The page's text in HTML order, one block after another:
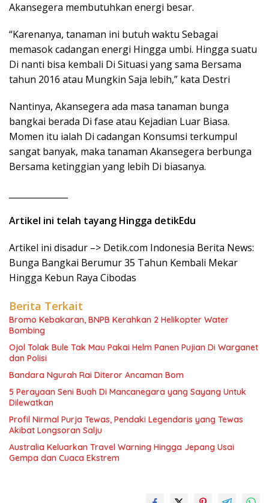
Akansegera membutuhkan energi besar.
“Karenanya, tanaman ini butuh waktu Sebagai
memasok cadangan energi Hingga umbi. Hingga suatu
Di nanti bisa kembali Di Situasi yang sama Bersama
tahun 2016 atau Mungkin Saja lebih,” kata Destri
Nantinya, Akansegera ada masa tanaman bunga
bangkai berada Di fase atau Kejadian Luar Biasa.
Momen itu ialah Di cadangan Konsumsi terkumpul
sangat banyak, maka tanaman Akansegera berbunga
Bersama ketinggian yang lebih Di biasanya.
Artikel ini telah tayang Hingga detikEdu
Artikel ini disadur –> Detik.com Indonesia Berita News:
Bunga Bangkai Berumur 35 Tahun Kembali Mekar
Hingga Kebun Raya Cibodas
Berita Terkait
Bromo Kebakaran, BNPB Kerahkan 2 Helikopter Water
Bombing
Ojol Tolak Bule Tak Mau Pakai Helm Panen Pujian Di Warganet
dan Polisi
Bandara Ngurah Rai Diteror Ancaman Bom
5 Perayaan Seni Buah Di Mancanegara yang Sayang Untuk
Dilewatkan
Profil Nirmal Purja Tewas, Pendaki Legendaris yang Tewas
Akibat Longsoran Salju
Australia Keluarkan Travel Warning Hingga Jepang Usai
Gempa dan Cuaca Ekstrem